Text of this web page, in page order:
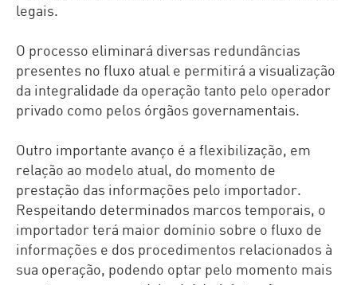
legais.
O processo eliminará diversas redundâncias
presentes no fluxo atual e permitirá a visualização
da integralidade da operação tanto pelo operador
privado como pelos órgãos governamentais.
Outro importante avanço é a flexibilização, em
relação ao modelo atual, do momento de
prestação das informações pelo importador.
Respeitando determinados marcos temporais, o
importador terá maior domínio sobre o fluxo de
informações e dos procedimentos relacionados à
sua operação, podendo optar pelo momento mais